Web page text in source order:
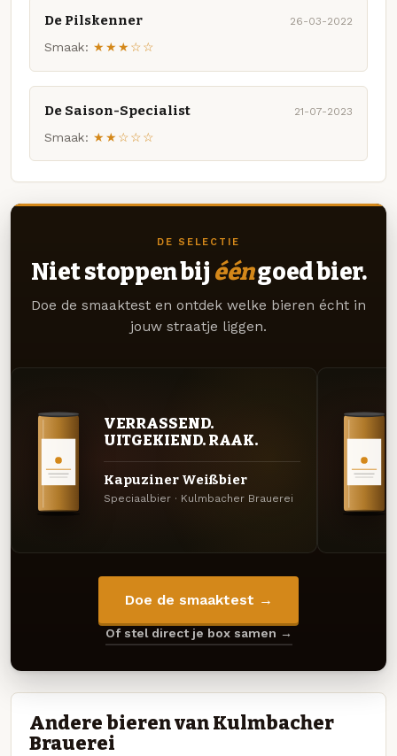
De Pilskenner 26-03-2022
Smaak: ★★★☆☆
De Saison-Specialist 21-07-2023
Smaak: ★★☆☆☆
DE SELECTIE
Niet stoppen bij ééngoed bier.
Doe de smaaktest en ontdek welke bieren écht in
jouw straatje liggen.
VERRASSEND.
UITGEKIEND. RAAK.
Kapuziner Weißbier
Speciaalbier · Kulmbacher Brauerei
Doe de smaaktest →
Of stel direct je box samen →
Andere bieren van Kulmbacher
Brauerei